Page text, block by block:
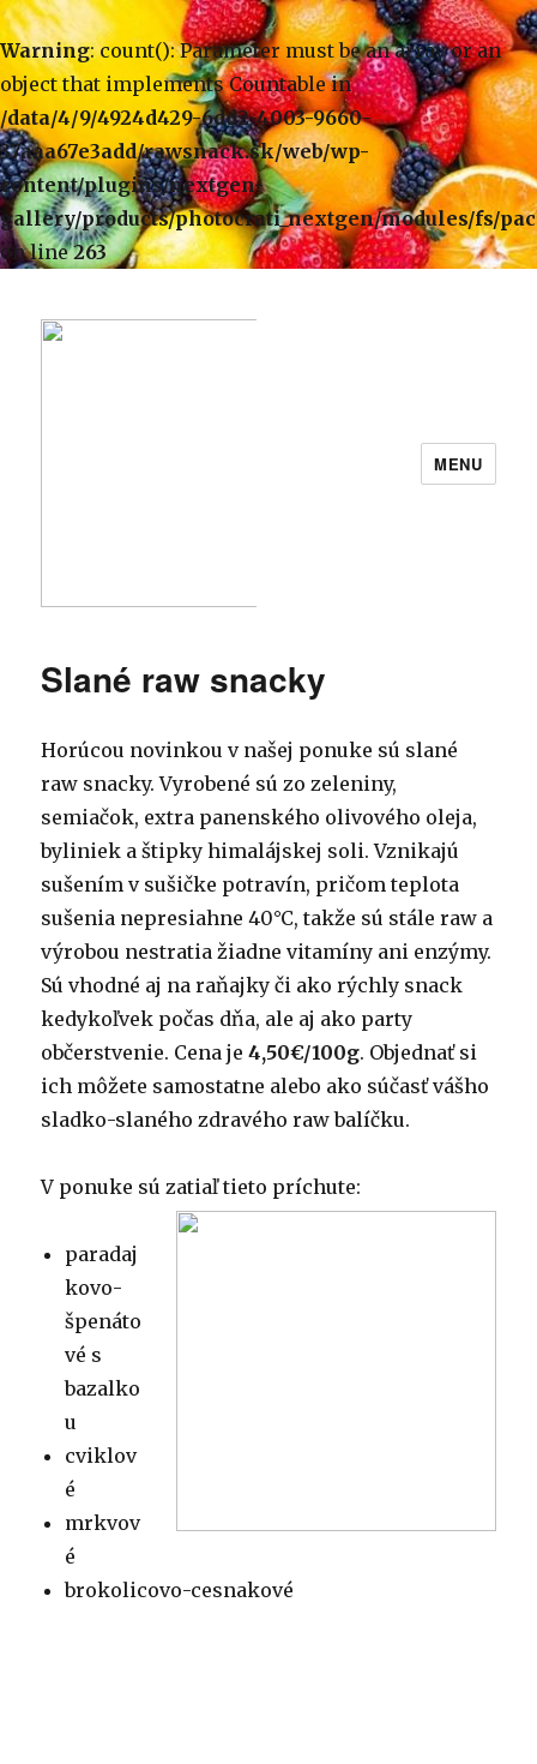
Warning: count(): Parameter must be an array or an
object that implements Countable in
/data/4/9/4924d429-6dd2-4003-9660-
37aaa67e3add/rawsnack.sk/web/wp-
content/plugins/nextgen-
gallery/products/photocrati_nextgen/modules/fs/
on line263
MENU
Slané raw snacky
Horúcou novinkou v našej ponuke sú slané
raw snacky. Vyrobené sú zo zeleniny,
semiačok, extra panenského olivového oleja,
byliniek a štipky himalájskej soli. Vznikajú
sušením v sušičke potravín, pričom teplota
sušenia nepresiahne 40°C, takže sú stále raw a
výrobou nestratia žiadne vitamíny ani enzýmy.
Sú vhodné aj na raňajky či ako rýchly snack
kedykoľvek počas dňa, ale aj ako party
občerstvenie. Cena je4,50€/100g. Objednať si
ich môžete samostatne alebo ako súčasť vášho
sladko-slaného zdravého raw balíčku.
V ponuke sú zatiaľ tieto príchute:
paradaj
kovo-
špenáto
vé s
bazalko
u
cviklov
é
mrkvov
é
brokolicovo-cesnakové